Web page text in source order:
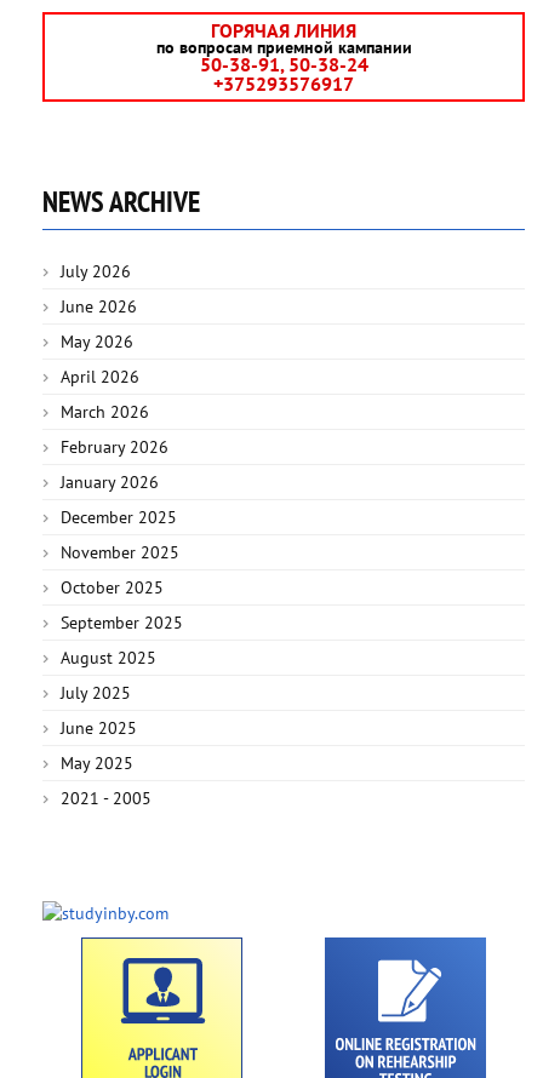
ГОРЯЧАЯ ЛИНИЯ
по вопросам приемной кампании
50-38-91, 50-38-24
+375293576917
NEWS ARCHIVE
July 2026
June 2026
May 2026
April 2026
March 2026
February 2026
January 2026
December 2025
November 2025
October 2025
September 2025
August 2025
July 2025
June 2025
May 2025
2021 - 2005